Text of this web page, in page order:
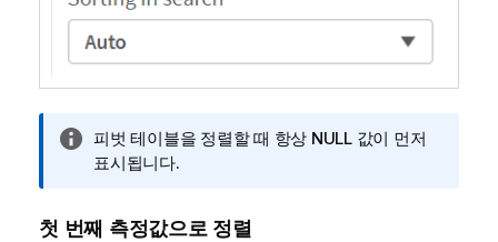
정
보
피벗 테이블을 정렬할 때 항상 NULL 값이 먼저
표시됩니다.
첫 번째 측정값으로 정렬